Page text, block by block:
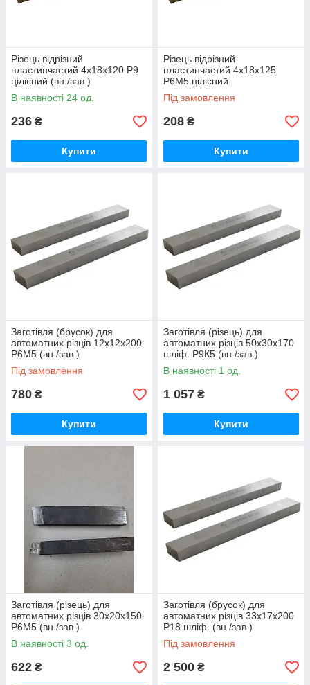
Різець відрізний
пластинчастий 4х18х120 Р9
цілісний (вн./зав.)
В наявності 24 од.
236 ₴
Купити
Різець відрізний
пластинчастий 4х18х125
Р6М5 цілісний
Під замовлення
208 ₴
Купити
Заготівля (брусок) для
автоматних різців 12х12х200
Р6М5 (вн./зав.)
Під замовлення
780 ₴
Купити
Заготівля (різець) для
автоматних різців 50х30х170
шліф. Р9К5 (вн./зав.)
В наявності 1 од.
1 057 ₴
Купити
Заготівля (різець) для
автоматних різців 30х20х150
Р6М5 (вн./зав.)
В наявності 3 од.
622 ₴
Заготівля (брусок) для
автоматних різців 33х17х200
Р18 шліф. (вн./зав.)
Під замовлення
2 500 ₴